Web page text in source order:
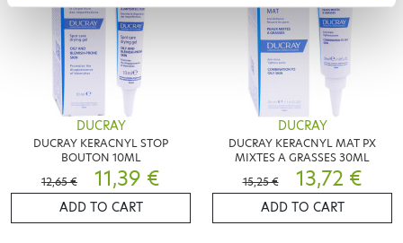
DUCRAY
DUCRAY KERACNYL STOP
BOUTON 10ML
12,65 €
11,39 €
ADD TO CART
DUCRAY
DUCRAY KERACNYL MAT PX
MIXTES A GRASSES 30ML
15,25 €
13,72 €
ADD TO CART